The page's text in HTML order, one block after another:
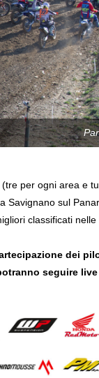
per ogni area e
Savignano sul
classificati
dei
seguire